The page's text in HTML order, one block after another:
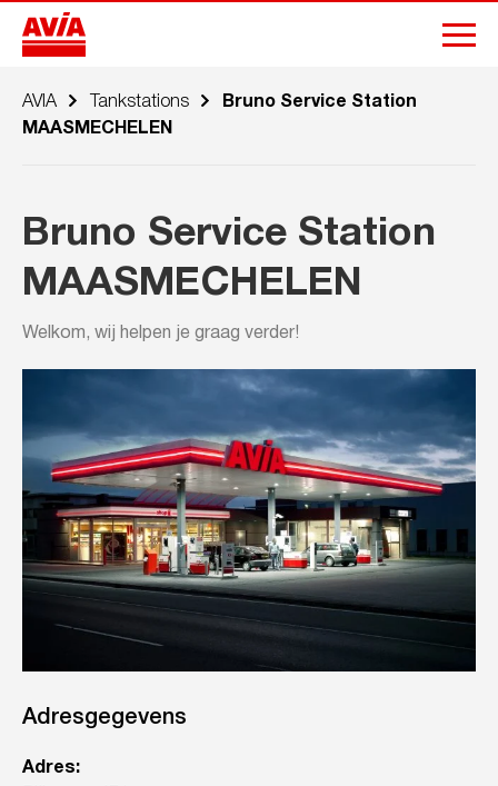
AVIA Tankstations
Bruno Service Station
MAASMECHELEN
Bruno Service Station
MAASMECHELEN
Welkom, wij helpen je graag verder!
Adresgegevens
Adres: